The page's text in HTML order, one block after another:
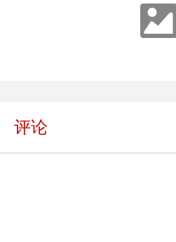
评论